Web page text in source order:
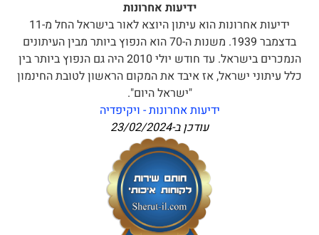
ידיעות אחרונות
ידיעות אחרונות הוא עיתון היוצא לאור בישראל החל מ-11
בדצמבר 1939. משנות ה-70 הוא הנפוץ ביותר מבין העיתונים
הנמכרים בישראל. עד חודש יולי 2010 היה גם הנפוץ ביותר בין
כלל עיתוני ישראל, אז איבד את המקום הראשון לטובת החינמון
"ישראל היום".
ידיעות אחרונות - ויקיפדיה
עודכן ב-23/02/2024